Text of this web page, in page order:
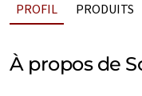
PROFIL PRODUITS
À propos de